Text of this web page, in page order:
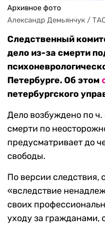
Архивное фото
Александр Демьянчук /
Следственный
дело из-за смерти
Петербурге. Об этом
петербургского
Дело возбуждено по
смерти по
предусматривает до
свободы.
По версии следствия,
«вследствие
своих
уходу за